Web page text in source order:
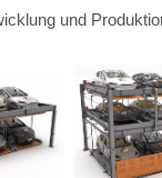
und